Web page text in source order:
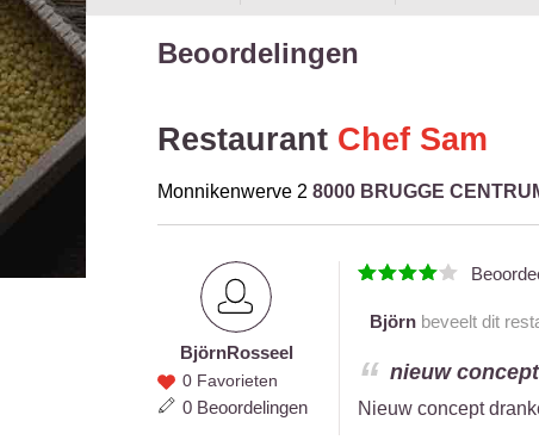
Beoordelingen
Restaurant Chef Sam
Monnikenwerve 2 8000 BRUGGE
Björn
Rosseel
BjörnRosseel
0 Favorieten
0 Beoordelingen
Björn beveelt dit
nieuw
Nieuw concept